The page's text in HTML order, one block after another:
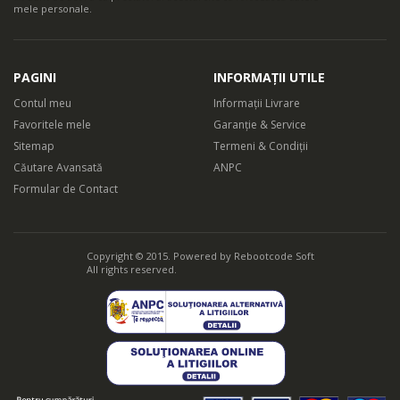
Sistemul suplimentar va intrerupe alimentarea cu apa in cazul
deplina siguranta.
mele personale.
PAGINI
Contul meu
Favoritele mele
Sitemap
Căutare Avansată
Formular de Contact
INFORMAȚII UTILE
Informații Livrare
Garanție & Service
Termeni & Condiții
ANPC
Copyright © 2015. Powered by Rebootcode Soft
All rights reserved.